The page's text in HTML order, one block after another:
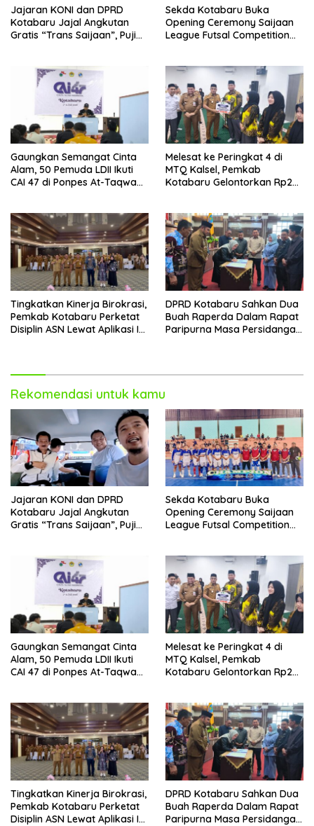
Jajaran KONI dan DPRD
Kotabaru Jajal Angkutan
Gratis “Trans Saijaan”, Puji
Sekda Kotabaru Buka
Opening Ceremony Saijaan
League Futsal Competition
Gaungkan Semangat Cinta
Alam, 50 Pemuda LDII Ikuti
CAI 47 di Ponpes At-Taqwa
Melesat ke Peringkat 4 di
MTQ Kalsel, Pemkab
Kotabaru Gelontorkan Rp265
Tingkatkan Kinerja Birokrasi,
Pemkab Kotabaru Perketat
Disiplin ASN Lewat Aplikasi I-
DPRD Kotabaru Sahkan Dua
Buah Raperda Dalam Rapat
Paripurna Masa Persidangan
Rekomendasi untuk kamu
Jajaran KONI dan DPRD
Kotabaru Jajal Angkutan
Gratis “Trans Saijaan”, Puji
Sekda Kotabaru Buka
Opening Ceremony Saijaan
League Futsal Competition
Gaungkan Semangat Cinta
Alam, 50 Pemuda LDII Ikuti
CAI 47 di Ponpes At-Taqwa
Melesat ke Peringkat 4 di
MTQ Kalsel, Pemkab
Kotabaru Gelontorkan Rp265
Tingkatkan Kinerja Birokrasi,
Pemkab Kotabaru Perketat
Disiplin ASN Lewat Aplikasi I-
DPRD Kotabaru Sahkan Dua
Buah Raperda Dalam Rapat
Paripurna Masa Persidangan